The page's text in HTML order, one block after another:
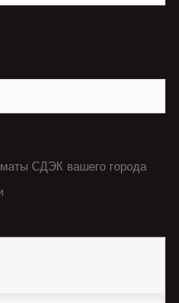
СДЭК вашего города